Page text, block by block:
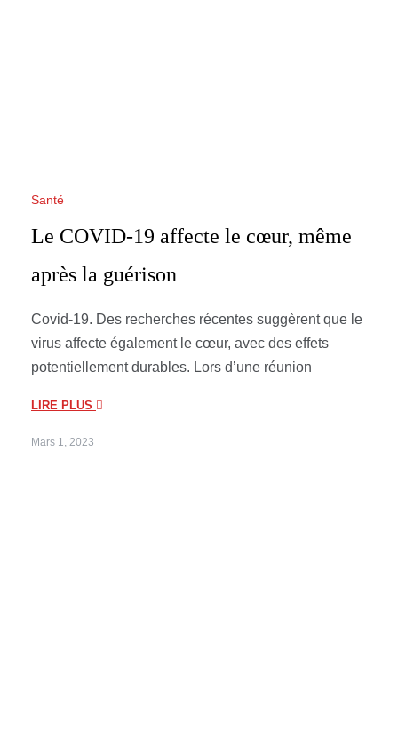
Santé
Le COVID-19 affecte le cœur, même
après la guérison
Covid-19. Des recherches récentes suggèrent que le
virus affecte également le cœur, avec des effets
potentiellement durables. Lors d’une réunion
LIRE PLUS
Mars 1, 2023